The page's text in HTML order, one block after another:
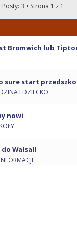
Posty: 3 • Strona 1 z 1
Bromwich lub
sure start
I DZIECKO
nowi
Walsall